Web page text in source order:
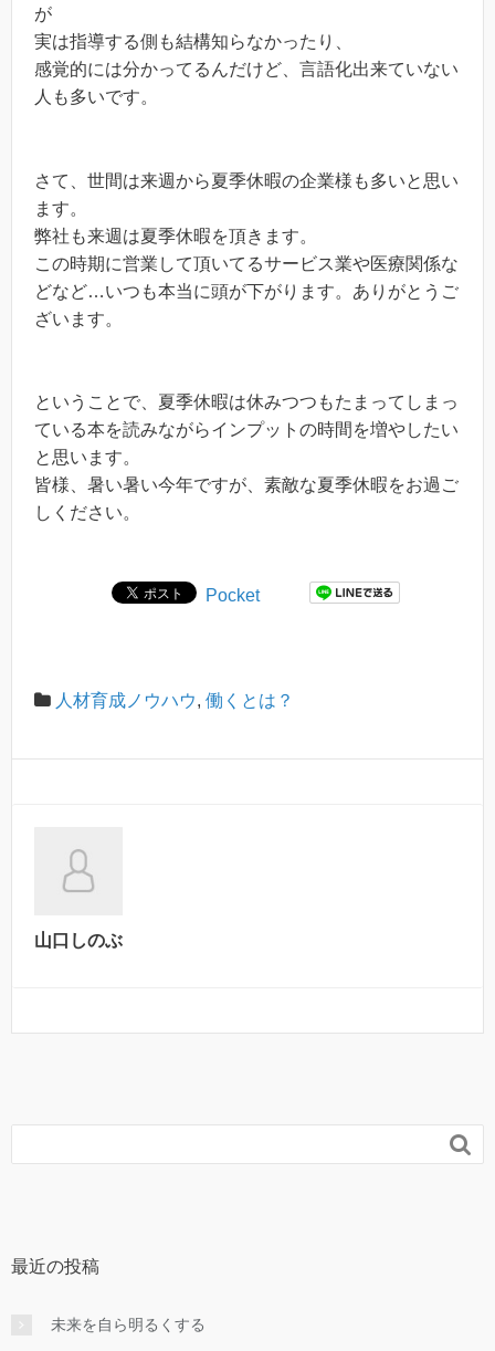
が
実は指導する側も結構知らなかったり、
感覚的には分かってるんだけど、言語化出来ていない
人も多いです。
さて、世間は来週から夏季休暇の企業様も多いと思い
ます。
弊社も来週は夏季休暇を頂きます。
この時期に営業して頂いてるサービス業や医療関係な
どなど…いつも本当に頭が下がります。ありがとうご
ざいます。
ということで、夏季休暇は休みつつもたまってしまっ
ている本を読みながらインプットの時間を増やしたい
と思います。
皆様、暑い暑い今年ですが、素敵な夏季休暇をお過ご
しください。
Pocket
人材育成ノウハウ, 働くとは？
山口しのぶ

最近の投稿
未来を自ら明るくする